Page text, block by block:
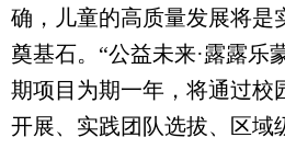
确，儿童的高质量发展将是
奠基石。“公益未来·露露乐
期项目为期一年，将通过校
开展、实践团队选拔、区域